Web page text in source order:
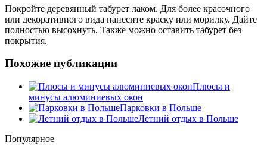
Покройте деревянный табурет лаком. Для более красочного
или декоративного вида нанесите краску или морилку. Дайте
полностью высохнуть. Также можно оставить табурет без
покрытия.
Похожие публикации
Плюсы и
минусы алюминиевых окон
Парковки в Польше
Летний отдых в Польше
Популярное